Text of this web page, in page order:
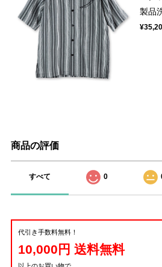
製品
商品の評価
すべて 0
代引き手数料無料！
10,000円 送料無料